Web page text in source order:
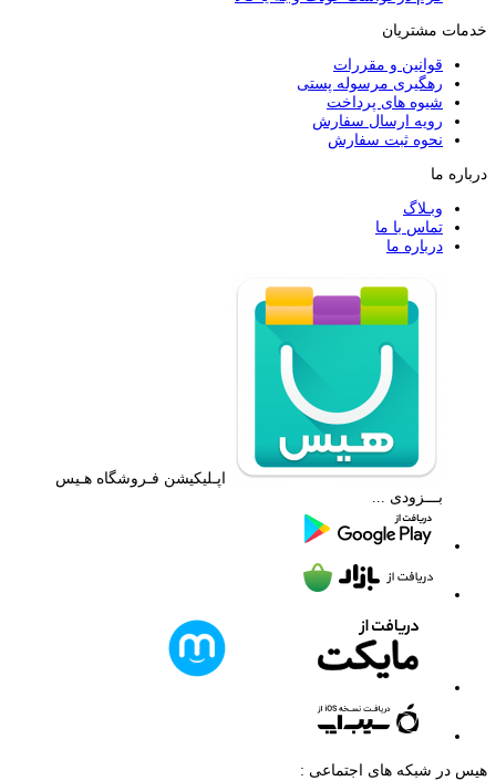
خدمات مشتریان
قوانین و مقررات
رهگیری مرسوله پستی
شیوه های پرداخت
رویه ارسال سفارش
نحوه ثبت سفارش
درباره ما
وبـلاگ
تماس با ما
درباره ما
اپـلیکیشن فـروشگاه هـیس
بـــزودی ...
هیس در شبکه های اجتماعی :